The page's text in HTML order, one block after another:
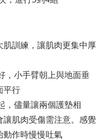
訓練，讓肌肉更集中厚
，小手臂朝上與地面垂
平行
，儘量讓兩個護墊相
肌肉受傷需注意。感覺
動作時慢慢吐氣